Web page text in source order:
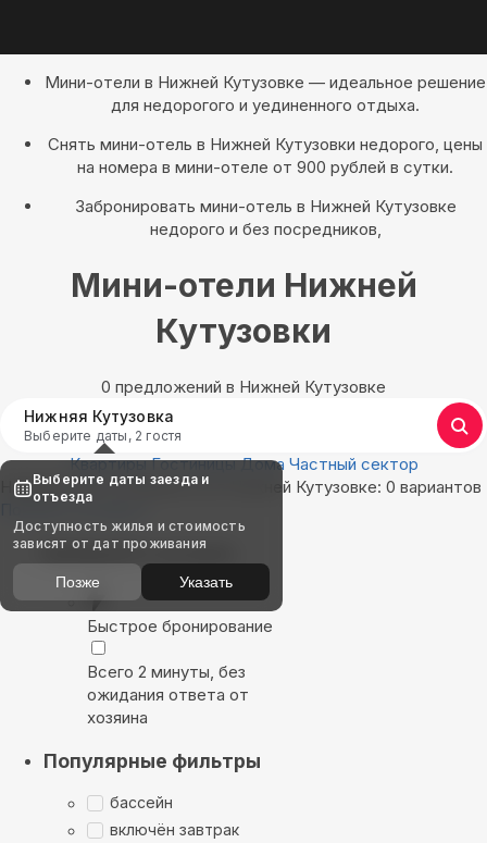
Мини-отели в Нижней Кутузовке — идеальное решение
для недорогого и уединенного отдыха.
Снять мини-отель в Нижней Кутузовки недорого, цены
на номера в мини-отеле от 900 рублей в сутки.
Забронировать мини-отель в Нижней Кутузовке
недорого и без посредников,
Мини-отели Нижней
Кутузовки
0 предложений в Нижней Кутузовке
Нижняя Кутузовка
Выберите даты, 2 гостя
Квартиры Гостиницы Дома Частный сектор
Найдём, где остановиться в Нижней Кутузовке: 0 вариантов
Показать на карте
Выбирайте лучшее
Быстрое бронирование
Всего 2 минуты, без
ожидания ответа от
хозяина
Популярные фильтры
бассейн
включён завтрак
Выберите даты заезда и
отъезда
Доступность жилья и стоимость
зависят от дат проживания
Позже Указать